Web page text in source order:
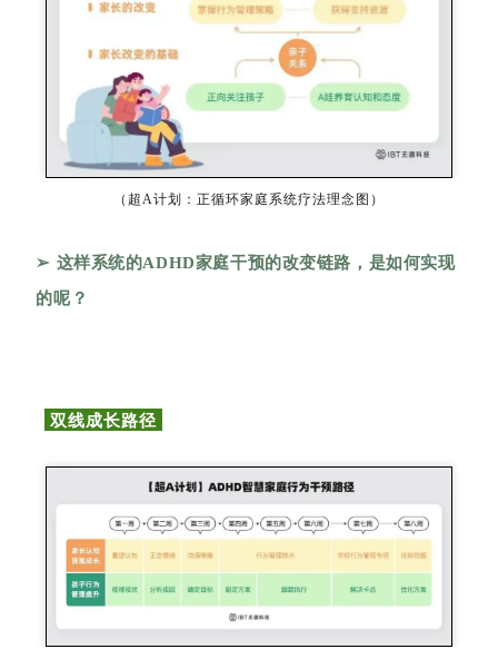
（超A计划：正循环家庭系统疗法理念图）
➢ 这样系统的ADHD家庭干预的改变链路，是如何实现
的呢？
双线成长路径